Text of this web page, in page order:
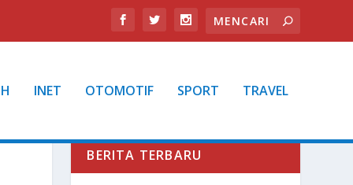
INET OTOMOTIF SPORT TRAVEL
BERITA TERBARU